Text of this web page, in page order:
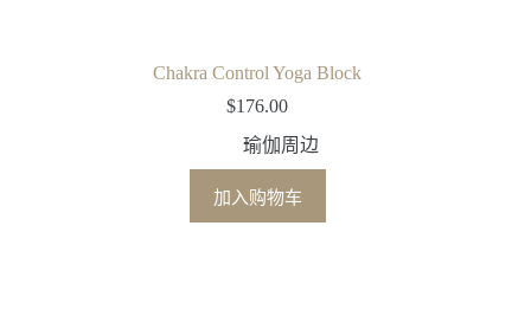
Chakra Control Yoga Block
$176.00
瑜伽周边
加入购物车